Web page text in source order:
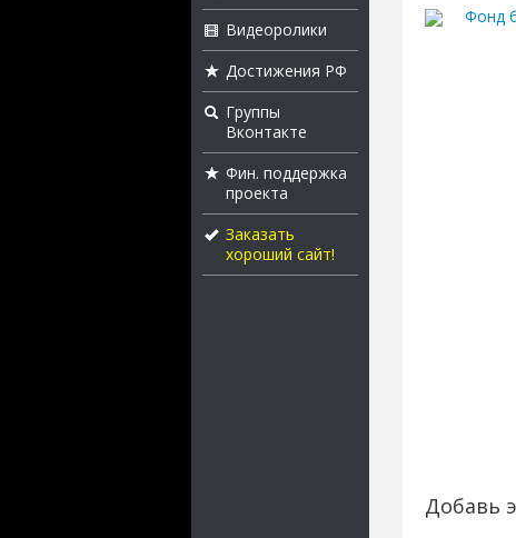
Видеоролики
Достижения РФ
Группы
Вконтакте
Фин. поддержка
проекта
Заказать
хороший сайт!
Фонд
Добавь